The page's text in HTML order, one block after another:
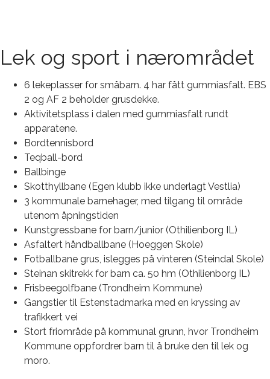
Lek og sport i nærområdet
6 lekeplasser for småbarn. 4 har fått gummiasfalt. EBS
2 og AF 2 beholder grusdekke.
Aktivitetsplass i dalen med gummiasfalt rundt
apparatene.
Bordtennisbord
Teqball-bord
Ballbinge
Skotthyllbane (Egen klubb ikke underlagt Vestlia)
3 kommunale barnehager, med tilgang til område
utenom åpningstiden
Kunstgressbane for barn/junior (Othilienborg IL)
Asfaltert håndballbane (Hoeggen Skole)
Fotballbane grus, islegges på vinteren (Steindal Skole)
Steinan skitrekk for barn ca. 50 hm (Othilienborg IL)
Frisbeegolfbane (Trondheim Kommune)
Gangstier til Estenstadmarka med en kryssing av
trafikkert vei
Stort friområde på kommunal grunn, hvor Trondheim
Kommune oppfordrer barn til å bruke den til lek og
moro.